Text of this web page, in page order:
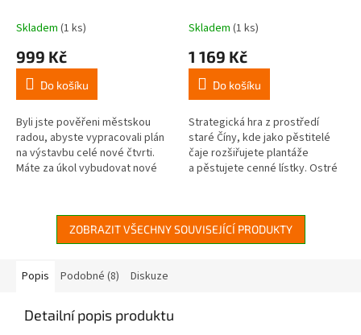
Skladem (1 ks)
999 Kč
Do košíku
Byli jste pověřeni městskou
radou, abyste vypracovali plán
na výstavbu celé nové čtvrti.
Máte za úkol vybudovat nové
Skladem (1 ks)
1 169 Kč
Do košíku
Strategická hra z prostředí
staré Číny, kde jako pěstitelé
čaje rozšiřujete plantáže
a pěstujete cenné lístky. Ostré
ZOBRAZIT VŠECHNY SOUVISEJÍCÍ PRODUKTY
Popis Podobné (8) Diskuze
Detailní popis produktu